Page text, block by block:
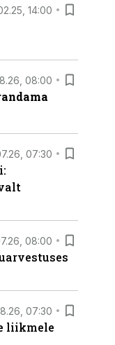
14:00
08:00
07:30
08:00
07:30
liikmele